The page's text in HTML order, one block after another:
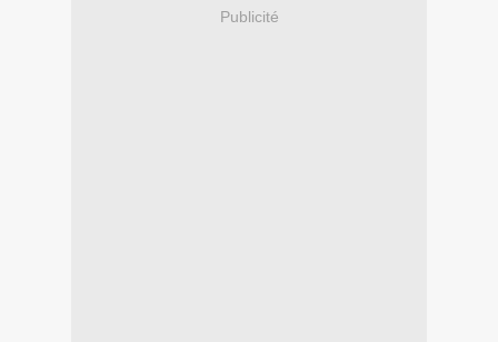
Publicité